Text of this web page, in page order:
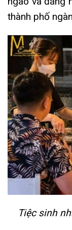
thành phố
Tiệc sinh